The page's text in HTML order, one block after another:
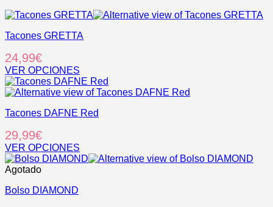
Tacones GRETTA
24,99€
VER OPCIONES
Este
producto
múltiples
Las
opciones
se
pueden
en
Tacones DAFNE Red
29,99€
VER OPCIONES
Este
producto
múltiples
Agotado
Bolso DIAMOND